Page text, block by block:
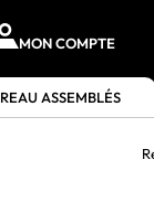
MON COMPTE
ASSEMBLÉS